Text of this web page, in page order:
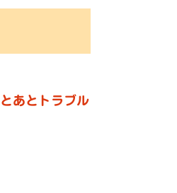
とあとトラブル